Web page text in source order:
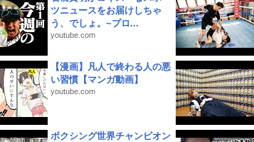
ツニュースをお届けしちゃ
う、でしょ。~プロ...
youtube.com
【漫画】凡人で終わる人の悪
い習慣【マンガ動画】
youtube.com
ボクシング世界チャンピオン